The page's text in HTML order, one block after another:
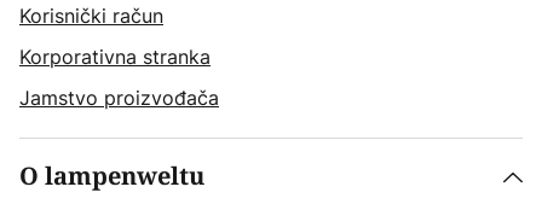
Korisnički račun
Korporativna stranka
Jamstvo proizvođača
O lampenweltu